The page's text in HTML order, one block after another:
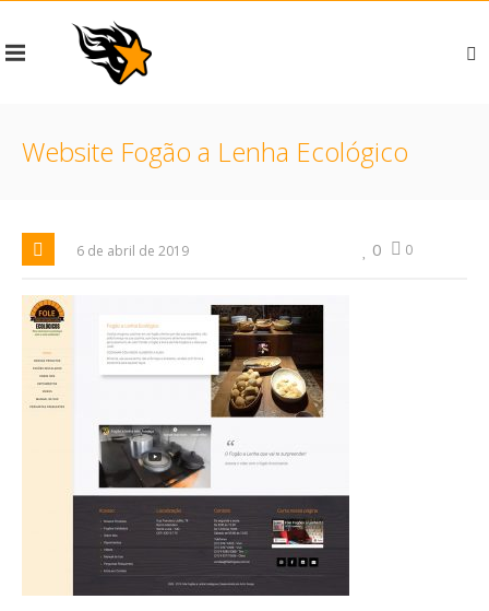
Website Fogão a Lenha Ecológico
6 de abril de 2019 0
0